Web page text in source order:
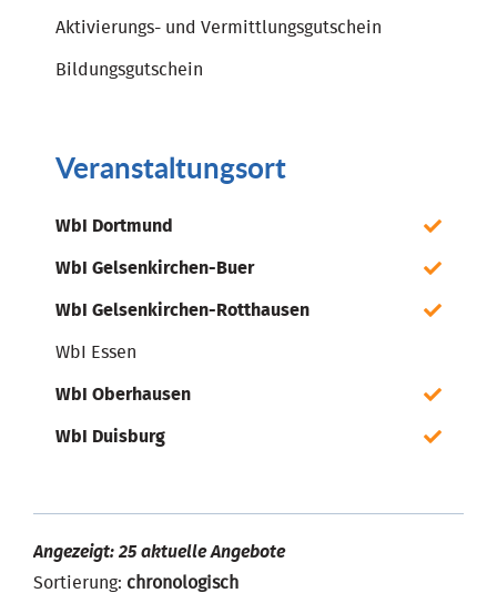
Aktivierungs- und Vermittlungsgutschein
Bildungsgutschein
Veranstaltungsort
WbI Dortmund
WbI Gelsenkirchen-Buer
WbI Gelsenkirchen-Rotthausen
WbI Essen
WbI Oberhausen
WbI Duisburg
Angezeigt: 25 aktuelle Angebote
Sortierung: chronologisch